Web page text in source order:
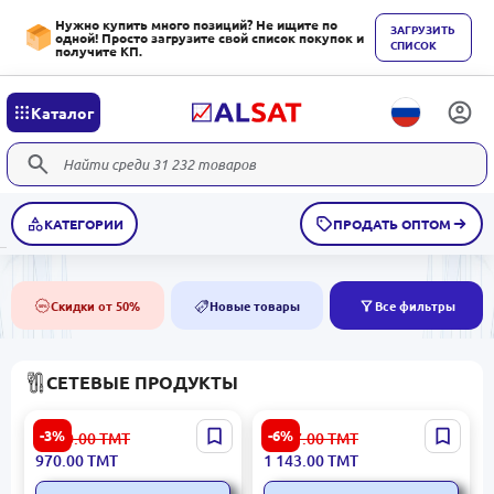
Нужно купить много позиций? Не ищите по
одной! Просто загрузите свой список покупок и
получите КП.
ЗАГРУЗИТЬ
СПИСОК
Каталог
КАТЕГОРИИ ПРОДАТЬ ОПТОМ
50% Скидки от 50% NEW Новые товары Все фильтры
СЕТЕВЫЕ ПРОДУКТЫ
-3%
SFP | SFP-модуль 1.25G
80KM SC DDM
1 000.00ТМТ
970.00ТМТ
-6%
OEM RACK6UO |
Серверный шкаф 6U 19
дюймов 600x600x350 мм
1 217.00ТМТ
1 143.00ТМТ